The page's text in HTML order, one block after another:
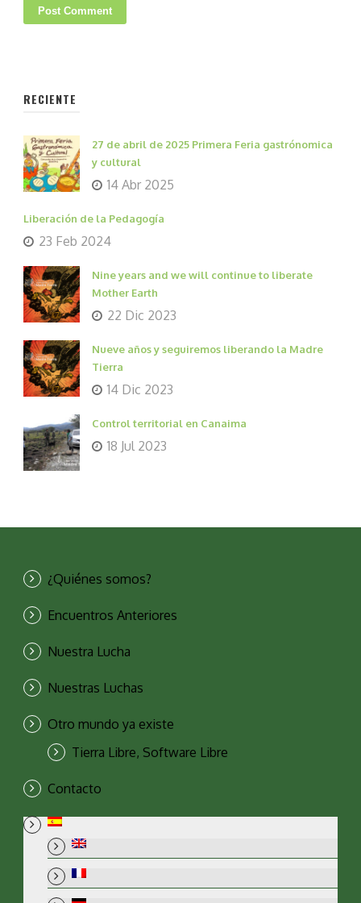
RECIENTE
27 de abril de 2025 Primera Feria gastrónomica
y cultural
14 Abr 2025
Liberación de la Pedagogía
23 Feb 2024
Nine years and we will continue to liberate
Mother Earth
22 Dic 2023
Nueve años y seguiremos liberando la Madre
Tierra
14 Dic 2023
Control territorial en Canaima
18 Jul 2023
¿Quiénes somos?
Encuentros Anteriores
Nuestra Lucha
Nuestras Luchas
Otro mundo ya existe
Tierra Libre, Software Libre
Contacto